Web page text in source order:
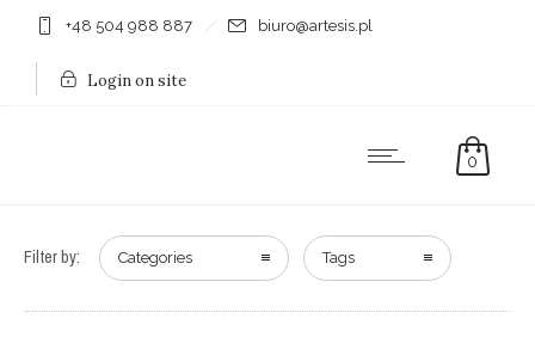
+48 504 988 887 biuro@artesis.pl
Login on site
0
Filter by: Categories Tags